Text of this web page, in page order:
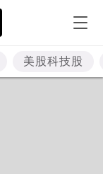
美股科技股